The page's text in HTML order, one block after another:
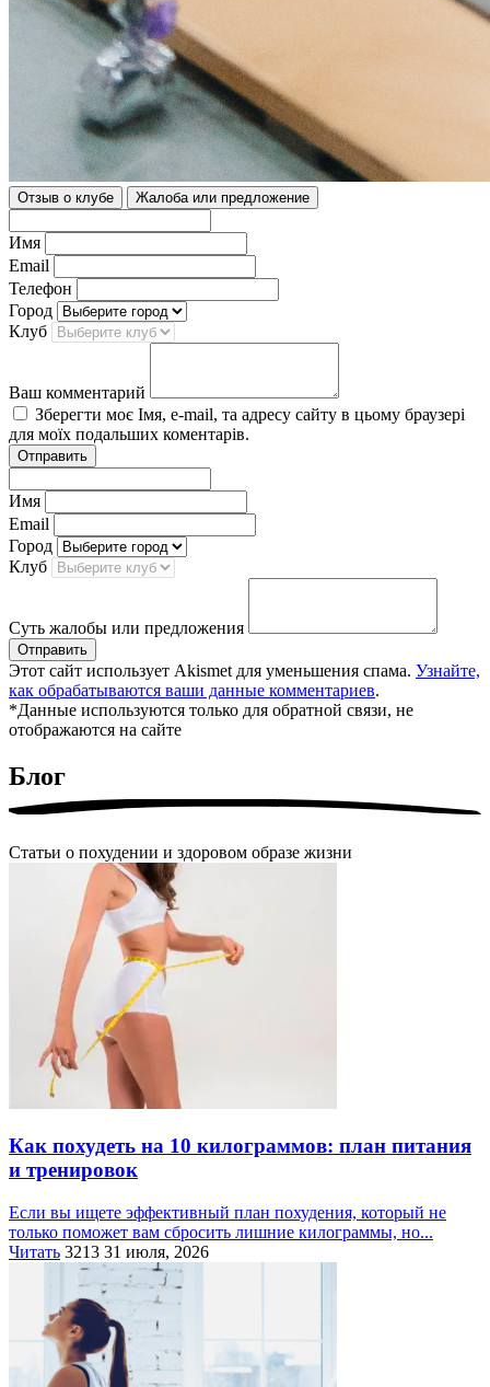
Отзыв о клубе Жалоба или предложение
Имя
Email
Телефон
Город
Клуб
Ваш комментарий
Зберегти моє Імя, e-mail, та адресу сайту в цьому браузері
для моїх подальших коментарів.
Отправить
Имя
Email
Город
Клуб
Суть жалобы или предложения
Отправить
Этот сайт использует Akismet для уменьшения спама. Узнайте,
как обрабатываются ваши данные комментариев.
*Данные используются только для обратной связи, не
отображаются на сайте
Блог
Статьи о похудении и здоровом образе жизни
Как похудеть на 10 килограммов: план питания
и тренировок
Если вы ищете эффективный план похудения, который не
только поможет вам сбросить лишние килограммы, но...
Читать 3213 31 июля, 2026